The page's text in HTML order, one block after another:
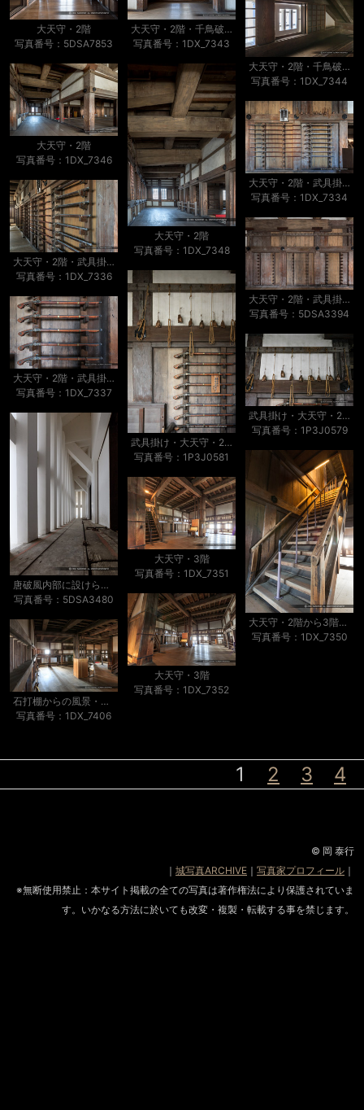
大天守・2階
写真番号：5DSA7853
大天守・2階・千鳥破風内部
写真番号：1DX_7343
大天守・2階・千鳥破風内部
写真番号：1DX_7344
大天守・2階
写真番号：1DX_7348
大天守・2階
写真番号：1DX_7346
大天守・2階・武具掛け・移動前
写真番号：1DX_7334
大天守・2階・武具掛け・移動前
写真番号：1DX_7336
大天守・2階・武具掛け
写真番号：5DSA3394
武具掛け・大天守・2階
写真番号：1P3J0581
大天守・2階・武具掛け・移動前
写真番号：1DX_7337
武具掛け・大天守・2階
写真番号：1P3J0579
唐破風内部に設けられた石落とし・大天守・1階
写真番号：5DSA3480
大天守・2階から3階への階段
写真番号：1DX_7350
大天守・3階
写真番号：1DX_7351
大天守・3階
写真番号：1DX_7352
石打棚からの風景・大天守・3階
写真番号：1DX_7406
1 2 3 4
© 岡 泰行
｜ 城写真ARCHIVE ｜ 写真家プロフィール ｜
※無断使用禁止：本サイト掲載の全ての写真は著作権法により保護されていま
す。いかなる方法に於いても改変・複製・転載する事を禁じます。